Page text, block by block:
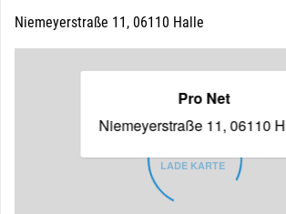
Niemeyerstraße 11, 06110 Halle
LADE KARTE
Pro Net
Niemeyerstraße 11, 06110